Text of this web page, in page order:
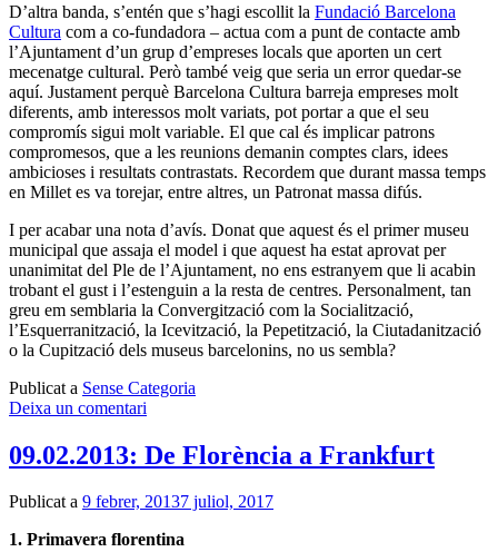
D’altra banda, s’entén que s’hagi escollit la Fundació Barcelona
Cultura com a co-fundadora – actua com a punt de contacte amb
l’Ajuntament d’un grup d’empreses locals que aporten un cert
mecenatge cultural. Però també veig que seria un error quedar-se
aquí. Justament perquè Barcelona Cultura barreja empreses molt
diferents, amb interessos molt variats, pot portar a que el seu
compromís sigui molt variable. El que cal és implicar patrons
compromesos, que a les reunions demanin comptes clars, idees
ambicioses i resultats contrastats. Recordem que durant massa temps
en Millet es va torejar, entre altres, un Patronat massa difús.
I per acabar una nota d’avís. Donat que aquest és el primer museu
municipal que assaja el model i que aquest ha estat aprovat per
unanimitat del Ple de l’Ajuntament, no ens estranyem que li acabin
trobant el gust i l’estenguin a la resta de centres. Personalment, tan
greu em semblaria la Convergització com la Socialització,
l’Esquerranització, la Icevització, la Pepetització, la Ciutadanització
o la Cupització dels museus barcelonins, no us sembla?
Publicat a Sense Categoria
Deixa un comentari
09.02.2013: De Florència a Frankfurt
Publicat a 9 febrer, 20137 juliol, 2017
1. Primavera florentina